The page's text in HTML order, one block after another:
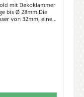
mit Dekoklammer
bis Ø 28mm.Die
von 32mm, einen